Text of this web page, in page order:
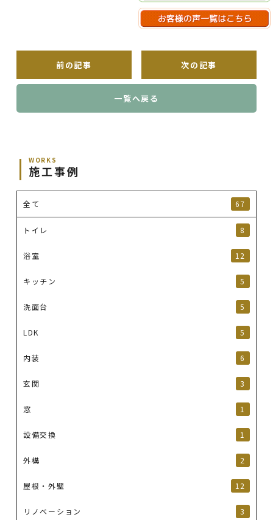
前の記事 次の記事
一覧へ戻る
WORKS
施工事例
全て 67
トイレ 8
浴室 12
キッチン 5
洗面台 5
LDK 5
内装 6
玄関 3
窓 1
設備交換 1
外構 2
屋根・外壁 12
リノベーション 3